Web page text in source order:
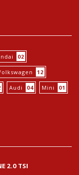
02
12
Audi 04 Mini 01
2.0 TSI